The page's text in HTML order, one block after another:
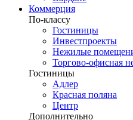
Коммерция
По-классу
Гостиницы
Инвестпроекты
Нежилые
Торгово-офисная
Гостиницы
Адлер
Красная поляна
Центр
Дополнительно